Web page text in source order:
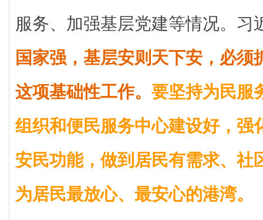
服务、加强基层党建等情况。习
国家强，基层安则天下安，必须
这项基础性工作。 要坚持为民服
组织和便民服务中心建设好，强
安民功能，做到居民有需求、社
为居民最放心、最安心的港湾。